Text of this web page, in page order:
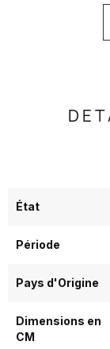
État
Période
Pays d'Origine
Dimensions en
CM